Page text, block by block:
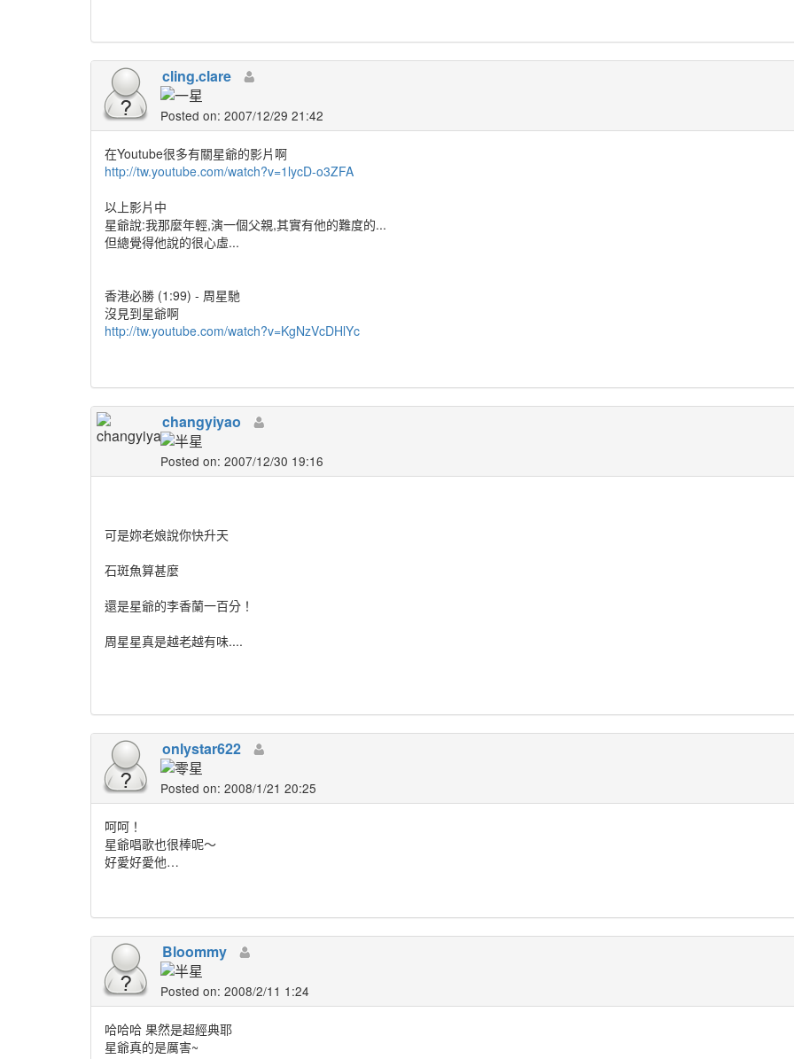
cling.clare
Posted on: 2007/12/29 21:42
在Youtube很多有關星爺的影片啊
http://tw.youtube.com/watch?v=1lycD-o3ZFA
以上影片中
星爺說:我那麼年輕,演一個父親,其實有他的難度的...
但總覺得他說的很心虛...
香港必勝 (1:99) - 周星馳
沒見到星爺啊
http://tw.youtube.com/watch?v=KgNzVcDHlYc
changyiyao
Posted on: 2007/12/30 19:16
可是妳老娘說你快升天
石斑魚算甚麼
還是星爺的李香蘭一百分！
周星星真是越老越有味....
onlystar622
Posted on: 2008/1/21 20:25
呵呵！
星爺唱歌也很棒呢～
好愛好愛他…
Bloommy
Posted on: 2008/2/11 1:24
哈哈哈 果然是超經典耶
星爺真的是厲害~